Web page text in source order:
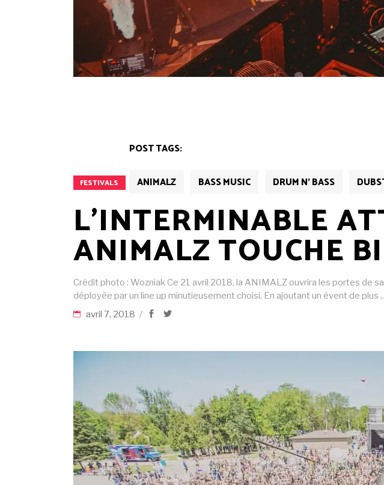
FESTIVALS
POST TAGS:
ANIMALZ BASS MUSIC DRUM N' BASS
L’INTERMINABLE
ANIMALZ TOUCHE
Crédit photo : Wozniak Ce 21 avril 2018, la ANIMALZ ouvrira les portes de
déployée par un line up minutieusement choisi. En ajoutant un évent de plus
avril 7, 2018